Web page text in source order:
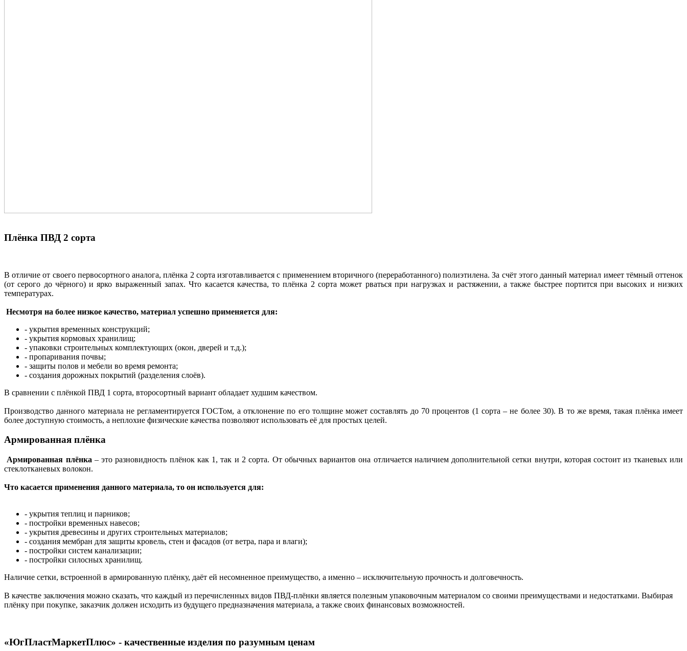
Плёнка ПВД 2 сорта
В отличие от своего первосортного аналога, плёнка 2 сорта изготавливается с применением вторичного (переработанного) полиэтилена. За счёт этого данный материал имеет тёмный оттенок
(от серого до чёрного) и ярко выраженный запах. Что касается качества, то плёнка 2 сорта может рваться при нагрузках и растяжении, а также быстрее портится при высоких и низких
температурах.
Несмотря на более низкое качество, материал успешно применяется для:
- укрытия временных конструкций;
- укрытия кормовых хранилищ;
- упаковки строительных комплектующих (окон, дверей и т.д.);
- пропаривания почвы;
- защиты полов и мебели во время ремонта;
- создания дорожных покрытий (разделения слоёв).
В сравнении с плёнкой ПВД 1 сорта, второсортный вариант обладает худшим качеством.
Производство данного материала не регламентируется ГОСТом, а отклонение по его толщине может составлять до 70 процентов (1 сорта – не более 30). В то же время, такая плёнка имеет
более доступную стоимость, а неплохие физические качества позволяют использовать её для простых целей.
Армированная плёнка
Армированная плёнка – это разновидность плёнок как 1, так и 2 сорта. От обычных вариантов она отличается наличием дополнительной сетки внутри, которая состоит из тканевых или
стеклотканевых волокон.
Что касается применения данного материала, то он используется для:
- укрытия теплиц и парников;
- постройки временных навесов;
- укрытия древесины и других строительных материалов;
- создания мембран для защиты кровель, стен и фасадов (от ветра, пара и влаги);
- постройки систем канализации;
- постройки силосных хранилищ.
Наличие сетки, встроенной в армированную плёнку, даёт ей несомненное преимущество, а именно – исключительную прочность и долговечность.
В качестве заключения можно сказать, что каждый из перечисленных видов ПВД-плёнки является полезным упаковочным материалом со своими преимуществами и недостатками. Выбирая
плёнку при покупке, заказчик должен исходить из будущего предназначения материала, а также своих финансовых возможностей.
«ЮгПластМаркетПлюс» - качественные изделия по разумным ценам